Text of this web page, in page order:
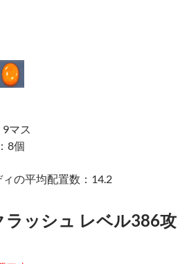
マス
8個
の平均配置数：14.2
ラッシュ レベル386攻